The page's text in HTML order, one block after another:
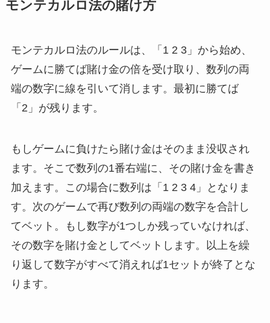
モンテカルロ法の賭け方
モンテカルロ法のルールは、「1 2 3」から始め、
ゲームに勝てば賭け金の倍を受け取り、数列の両
端の数字に線を引いて消します。最初に勝てば
「2」が残ります。
もしゲームに負けたら賭け金はそのまま没収され
ます。そこで数列の1番右端に、その賭け金を書き
加えます。この場合に数列は「1 2 3 4」となりま
す。次のゲームで再び数列の両端の数字を合計し
てベット。もし数字が1つしか残っていなければ、
その数字を賭け金としてベットします。以上を繰
り返して数字がすべて消えれば1セットが終了とな
ります。